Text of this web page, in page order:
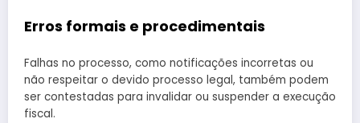
Erros formais e procedimentais
Falhas no processo, como notificações incorretas ou
não respeitar o devido processo legal, também podem
ser contestadas para invalidar ou suspender a execução
fiscal.